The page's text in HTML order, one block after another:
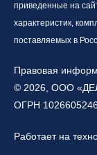
приведенные на
характеристик,
поставляемых в
© 2026, ООО
ОГРН
Правовая
Работает на